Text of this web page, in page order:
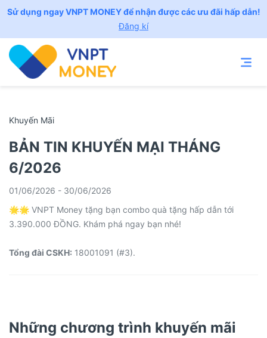
Sử dụng ngay VNPT MONEY để nhận được các ưu đãi hấp dẫn!
Đăng kí
Khuyến Mãi
BẢN TIN KHUYẾN MẠI THÁNG
6/2026
01/06/2026 - 30/06/2026
🌟🌟 VNPT Money tặng bạn combo quà tặng hấp dẫn tới
3.390.000 ĐỒNG. Khám phá ngay bạn nhé!
Tổng đài CSKH: 18001091 (#3).
Những chương trình khuyến mãi